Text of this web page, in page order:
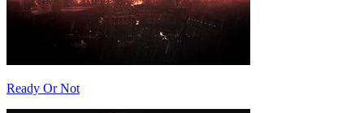
Ready Or Not